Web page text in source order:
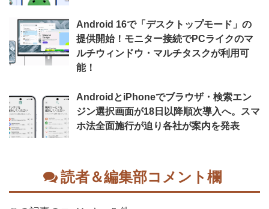
Android 16で「デスクトップモード」の
提供開始！モニター接続でPCライクのマ
ルチウィンドウ・マルチタスクが利用可
能！
AndroidとiPhoneでブラウザ・検索エン
ジン選択画面が18日以降順次導入へ。スマ
ホ法全面施行が迫り各社が案内を発表
読者＆編集部コメント欄